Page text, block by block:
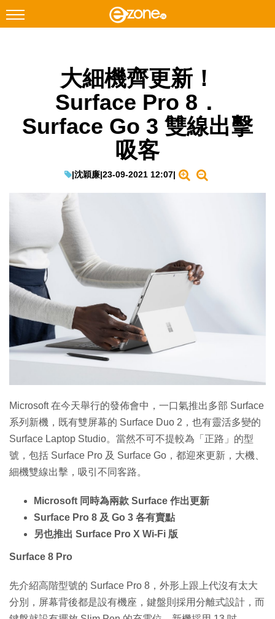
Instagram
網絡生活
EduTech
生成式AI與雲端應用
Enterprise Digital Transformation
特集
大細機齊更新！
Surface Pro 8．
Surface Go 3 雙線出擊
吸客
|沈穎廉|23-09-2021 12:07|
Microsoft 在今天舉行的發佈會中，一口氣推出多部 Surface
系列新機，既有雙屏幕的 Surface Duo 2，也有靈活多變的
Surface Laptop Studio。當然不可不提較為「正路」的型
號，包括 Surface Pro 及 Surface Go，都迎來更新，大機、
細機雙線出擊，吸引不同客路。
Microsoft 同時為兩款 Surface 作出更新
Surface Pro 8 及 Go 3 各有賣點
另也推出 Surface Pro X Wi-Fi 版
Surface 8 Pro
先介紹高階型號的 Surface Pro 8，外形上跟上代沒有太大
分別，屏幕背後都是設有機座，鍵盤則採用分離式設計，而